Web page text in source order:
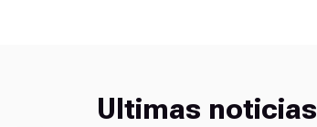
Ultimas noticias